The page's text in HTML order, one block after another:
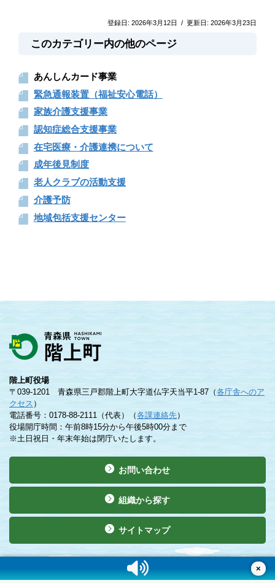
×
登録日: 2026年3月12日 / 更新日: 2026年3月23日
このカテゴリー内の他のページ
あんしんカード事業
緊急通報装置（福祉安心電話）
家族介護支援事業
認知症総合支援事業
在宅医療・介護連携について
成年後見制度
老人クラブの活動支援
介護予防
地域包括支援センター
階上町役場
〒039-1201 青森県三戸郡階上町大字道仏字天当平1-87（各庁舎へのア
クセス ）
電話番号：0178-88-2111（代表）（各課連絡先）
役場開庁時間：午前8時15分から午後5時00分まで
※土日祝日・年末年始は閉庁いたします。
お問い合わせ
組織から探す
サイトマップ
©Copyright 2019 Hashikami Town. All rights reserved.